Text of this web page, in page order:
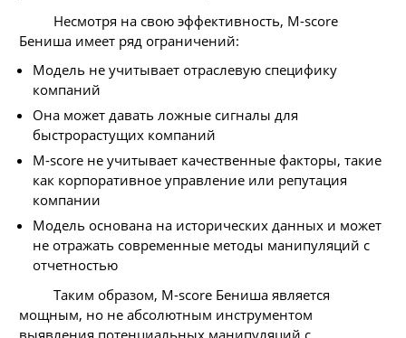
Несмотря на свою эффективность, М-score
Бениша имеет ряд ограничений:
Модель не учитывает отраслевую специфику
компаний
Она может давать ложные сигналы для
быстрорастущих компаний
М-score не учитывает качественные факторы, такие
как корпоративное управление или репутация
компании
Модель основана на исторических данных и может
не отражать современные методы манипуляций с
отчетностью
Таким образом, М-score Бениша является
мощным, но не абсолютным инструментом
выявления потенциальных манипуляций с